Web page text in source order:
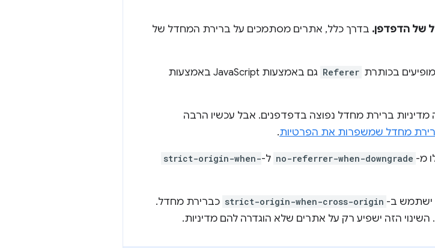
של הדפדפן. בדרך כלל, אתרים מסתמכים על ברירת המחדל של
Referer גם באמצעות JavaScript באמצעות
מדיניות ברירת מחדל נפוצה בדפדפנים. אבל עכשיו הרבה
מחדל שמשפרות את הפרטיות.
no-referrer-when-downgrade ל-strict-origin-when-
strict-origin-when-cross-origin כברירת מחדל.
השינוי הזה ישפיע רק על אתרים שלא הוגדרה להם מדיניות.